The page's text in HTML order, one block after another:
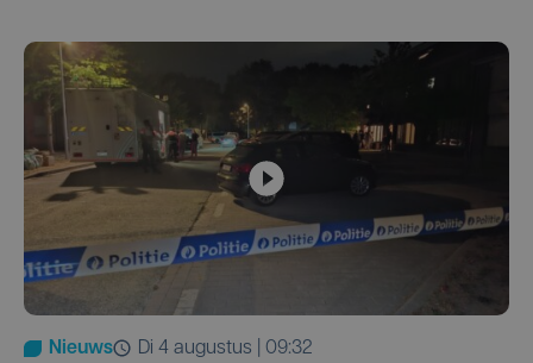
Nieuws
di 4 augustus | 09:32